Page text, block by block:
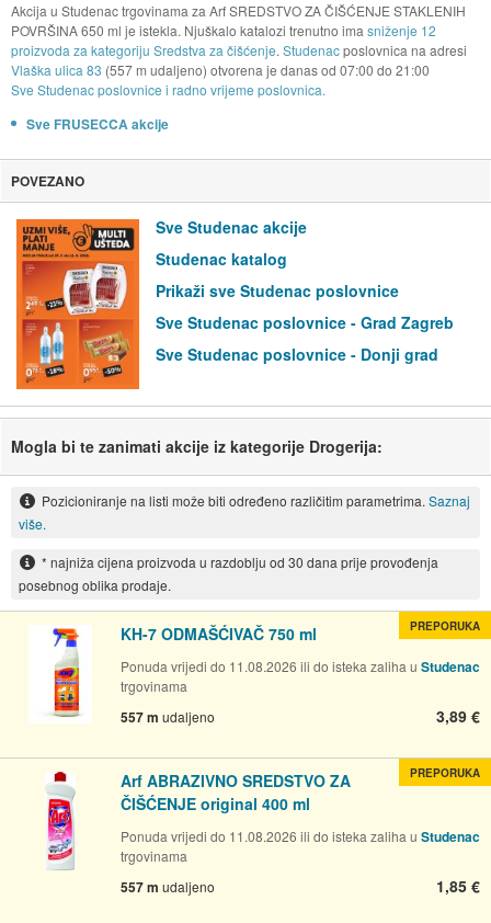
Akcija u Studenac trgovinama za Arf SREDSTVO ZA ČIŠĆENJE STAKLENIH
POVRŠINA 650 ml je istekla. Njuškalo katalozi trenutno ima sniženje 12
proizvoda za kategoriju Sredstva za čišćenje. Studenacposlovnica na adresi
Vlaška ulica 83 (557 m udaljeno) otvorena je danas od 07:00 do 21:00
Sve Studenac poslovnice i radno vrijeme poslovnica.
Sve FRUSECCA akcije
POVEZANO
Sve Studenac akcije
Studenac katalog
Prikaži sve Studenac poslovnice
Sve Studenac poslovnice - Grad Zagreb
Sve Studenac poslovnice - Donji grad
Mogla bi te zanimati akcije iz kategorije Drogerija:
Pozicioniranje na listi može biti određeno različitim parametrima. Saznaj
više.
* najniža cijena proizvoda u razdoblju od 30 dana prije provođenja
posebnog oblika prodaje.
KH-7 ODMAŠĆIVAČ 750 ml
Ponuda vrijedi do 11.08.2026 ili do isteka zaliha u Studenac
trgovinama
557 m udaljeno 3,89 €
PREPORUKA
Arf ABRAZIVNO SREDSTVO ZA
ČIŠĆENJE original 400 ml
Ponuda vrijedi do 11.08.2026 ili do isteka zaliha u Studenac
trgovinama
557 m udaljeno 1,85 €
PREPORUKA